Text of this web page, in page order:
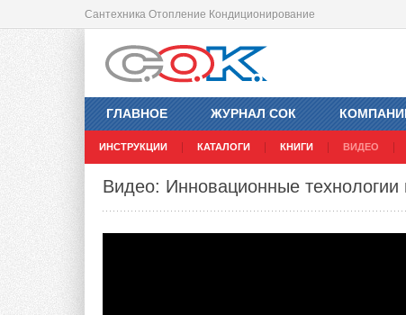
Сантехника Отопление Кондиционирование
ГЛАВНОЕ ЖУРНАЛ СОК
ИНСТРУКЦИИ КАТАЛОГИ КНИГИ ВИДЕО
Видео: Инновационные